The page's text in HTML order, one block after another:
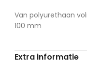
Van polyurethaan
100 mm
Extra informatie